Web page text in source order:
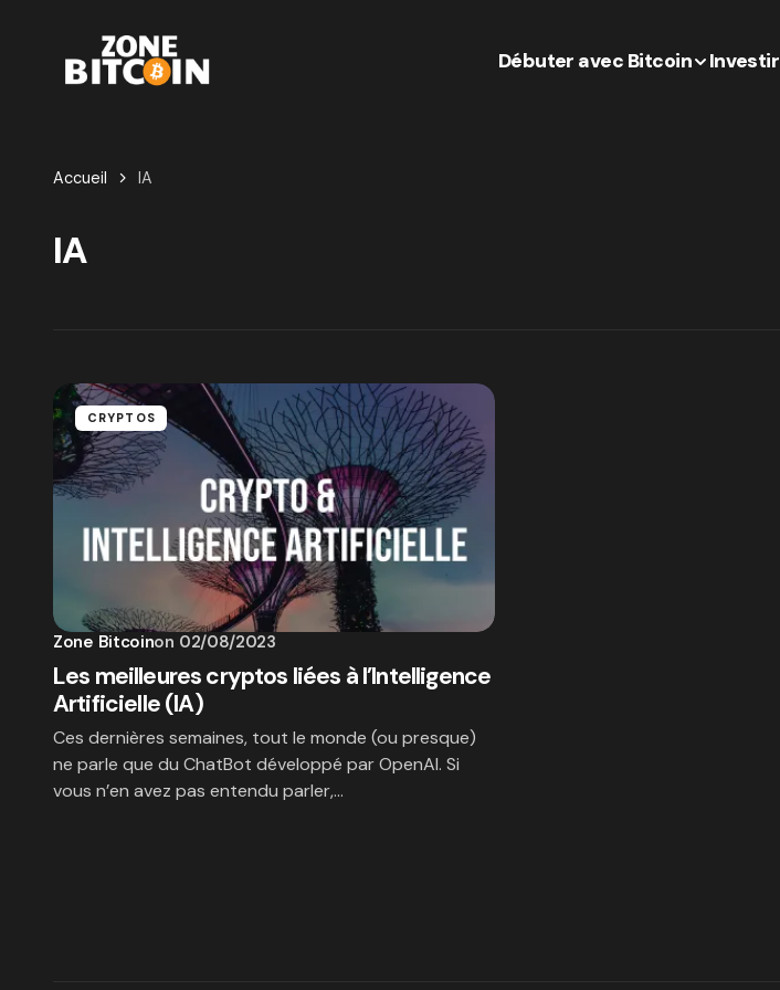
Débuter avec Bitcoin Investir
Accueil IA
IA
CRYPTOS
Zone Bitcoinon 02/08/2023
Les meilleures cryptos liées à l’Intelligence
Artificielle (IA)
Ces dernières semaines, tout le monde (ou presque)
ne parle que du ChatBot développé par OpenAI. Si
vous n’en avez pas entendu parler,…